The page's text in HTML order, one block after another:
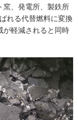
窯、発電所、製鉄所
れる代替燃料に変換
が軽減されると同時